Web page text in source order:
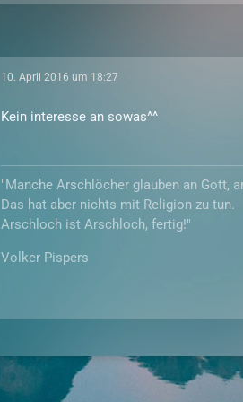
10. April 2016 um 18:27
Kein interesse an sowas^^
"Manche Arschlöcher glauben an Gott,
Das hat aber nichts mit Religion zu tun.
Arschloch ist Arschloch, fertig!"
Volker Pispers